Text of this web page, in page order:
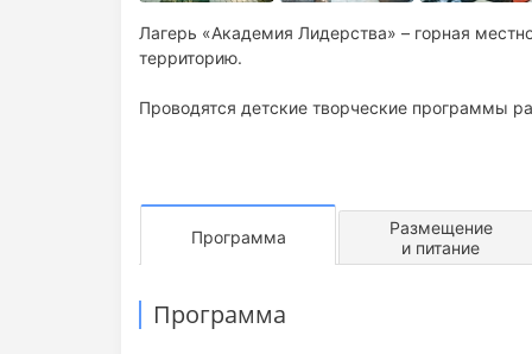
Лагерь «Академия Лидерства» – горная
территорию.
Проводятся детские творческие программы
Программа
Размещение
и питание
Программа